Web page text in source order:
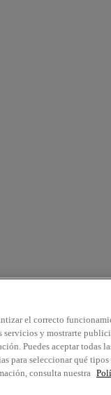
el correcto
servicios y mostrarte
Puedes aceptar todas
para seleccionar qué tipos
consulta nuestra